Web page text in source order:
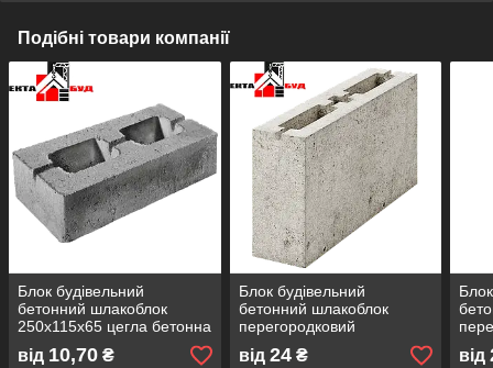
Подібні товари компанії
Блок будівельний
бетонний шлакоблок
250х115х65 цегла бетонна
від 10,70 ₴
Блок будівельний
бетонний шлакоблок
перегородковий
390х90х188
від 24₴ від